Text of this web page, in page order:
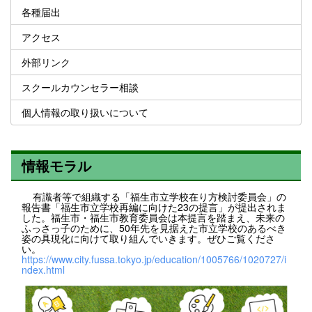
各種届出
アクセス
外部リンク
スクールカウンセラー相談
個人情報の取り扱いについて
情報モラル
有識者等で組織する「福生市立学校在り方検討委員会」の
報告書「福生市立学校再編に向けた23の提言」が提出されま
した。福生市・福生市教育委員会は本提言を踏まえ、未来の
ふっさっ子のために、50年先を見据えた市立学校のあるべき
姿の具現化に向けて取り組んでいきます。ぜひご覧くださ
い。
https://www.city.fussa.tokyo.jp/education/1005766/1020727/i
ndex.html